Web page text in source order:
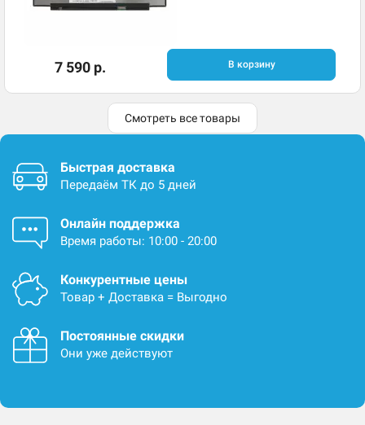
7 590 р. В корзину
Смотреть все товары
Быстрая доставка
Передаём ТК до 5 дней
Онлайн поддержка
Время работы: 10:00 - 20:00
Конкурентные цены
Товар + Доставка = Выгодно
Постоянные скидки
Они уже действуют